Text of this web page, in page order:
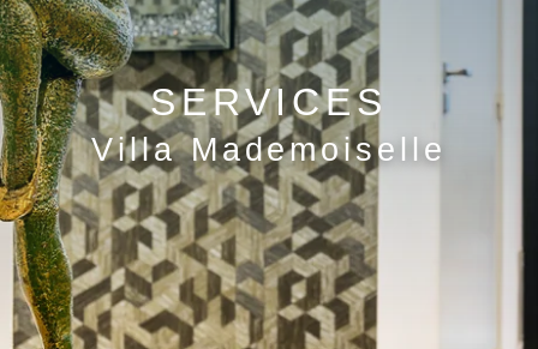
SERVICES
Villa Mademoiselle